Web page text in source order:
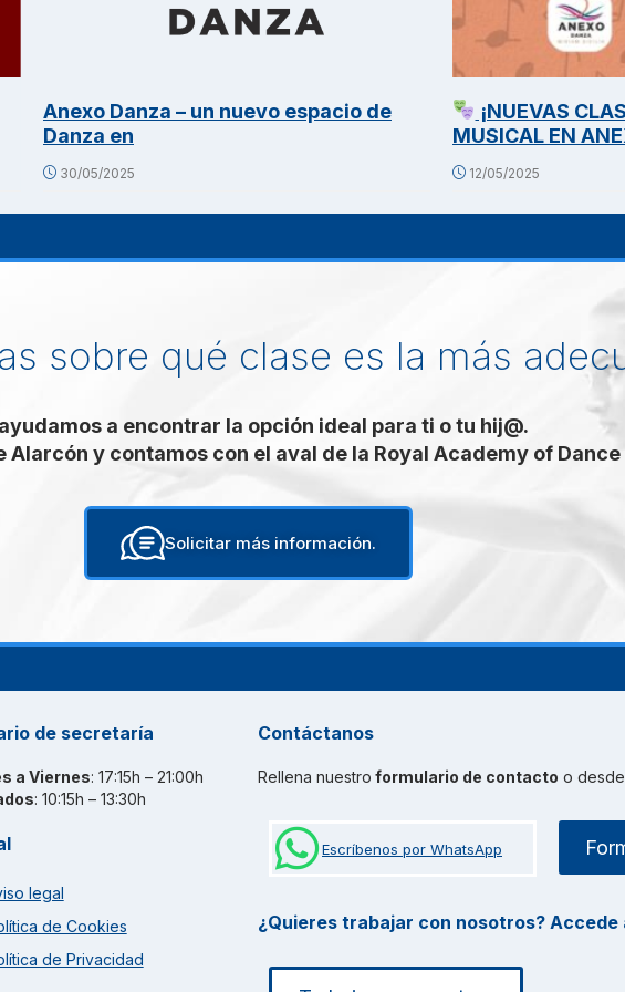
de
¡NUEVAS CLASES DE TEATRO
11/05/
sobre qué clase es la más
a encontrar la opción ideal para ti o tu hij@.
Alarcón y contamos con el aval de la Royal Academy of Dance
Solicitar más información.
de secretaría
a Viernes: 17:15h – 21:00h
: 10:15h – 13:30h
legal
de Cookies
de Privacidad
Contáctanos
Rellena nuestro formulario de contacto o desde
Escríbenos por WhatsApp
¿Quieres trabajar con nosotros? Accede